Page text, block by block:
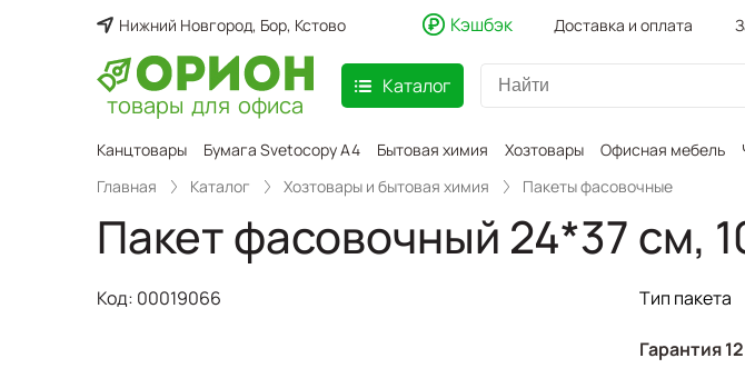
Нижний Новгород, Бор, Кстово Кэшбэк Доставка и оплата
товары для офиса
Каталог
Канцтовары Бумага Svetocopy A4 Бытовая химия Хозтовары Офисная мебель
Главная Каталог Хозтовары и бытовая химия Пакеты фасовочные
Пакет фасовочный 24*37 см,
Код: 00019066 Тип пакета
Гарантия